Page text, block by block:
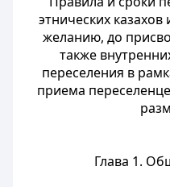
этнических
желанию, до
также
переселения в
приема
Глава 1.